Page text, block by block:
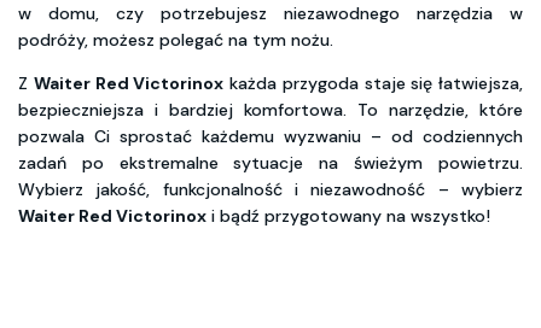
w domu, czy potrzebujesz niezawodnego narzędzia w
podróży, możesz polegać na tym nożu.
Z Waiter Red Victorinox każda przygoda staje się łatwiejsza,
bezpieczniejsza i bardziej komfortowa. To narzędzie, które
pozwala Ci sprostać każdemu wyzwaniu – od codziennych
zadań po ekstremalne sytuacje na świeżym powietrzu.
Wybierz jakość, funkcjonalność i niezawodność – wybierz
Waiter Red Victorinox i bądź przygotowany na wszystko!